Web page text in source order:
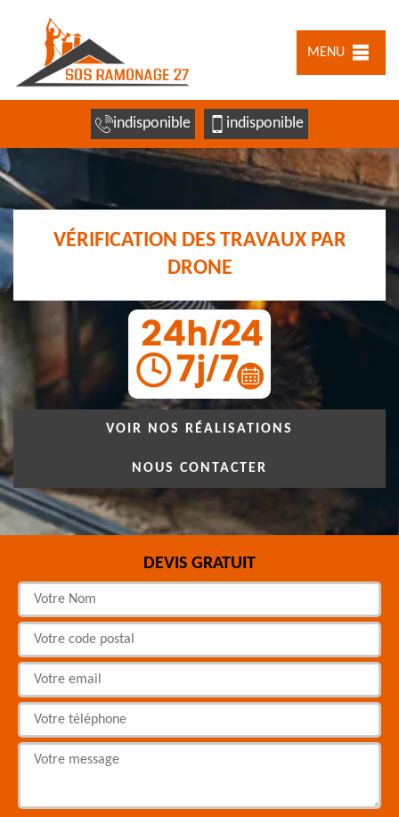
MENU
indisponible indisponible
VÉRIFICATION DES TRAVAUX PAR
DRONE
VOIR NOS RÉALISATIONS
NOUS CONTACTER
DEVIS GRATUIT